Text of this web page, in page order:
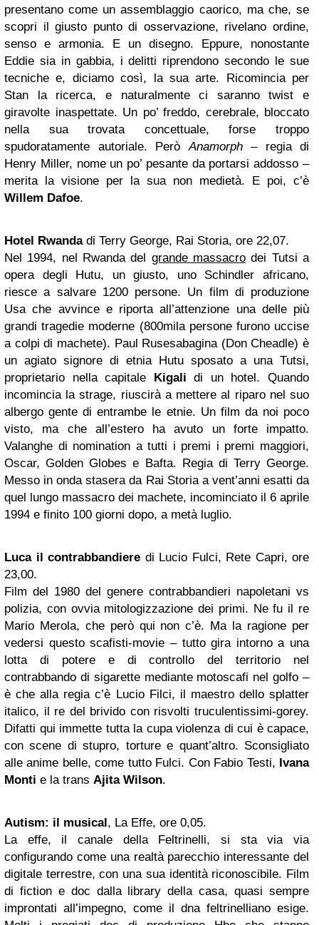
presentano come un assemblaggio caorico, ma che, se
scopri il giusto punto di osservazione, rivelano ordine,
senso e armonia. E un disegno. Eppure, nonostante
Eddie sia in gabbia, i delitti riprendono secondo le sue
tecniche e, diciamo così, la sua arte. Ricomincia per
Stan la ricerca, e naturalmente ci saranno twist e
giravolte inaspettate. Un po’ freddo, cerebrale, bloccato
nella sua trovata concettuale, forse troppo
spudoratamente autoriale. Però Anamorph– regia di
Henry Miller, nome un po’ pesante da portarsi addosso –
merita la visione per la sua non medietà. E poi, c’è
Willem Dafoe.
Hotel Rwandadi Terry George, Rai Storia, ore 22,07.
Nel 1994, nel Rwanda del grande massacro dei Tutsi a
opera degli Hutu, un giusto, uno Schindler africano,
riesce a salvare 1200 persone. Un film di produzione
Usa che avvince e riporta all’attenzione una delle più
grandi tragedie moderne (800mila persone furono uccise
a colpi di machete). Paul Rusesabagina (Don Cheadle) è
un agiato signore di etnia Hutu sposato a una Tutsi,
proprietario nella capitale Kigali di un hotel. Quando
incomincia la strage, riuscirà a mettere al riparo nel suo
albergo gente di entrambe le etnie. Un film da noi poco
visto, ma che all’estero ha avuto un forte impatto.
Valanghe di nomination a tutti i premi i premi maggiori,
Oscar, Golden Globes e Bafta. Regia di Terry George.
Messo in onda stasera da Rai Storia a vent’anni esatti da
quel lungo massacro dei machete, incominciato il 6 aprile
1994 e finito 100 giorni dopo, a metà luglio.
Luca il contrabbandiere di Lucio Fulci, Rete Capri, ore
23,00.
Film del 1980 del genere contrabbandieri napoletani vs
polizia, con ovvia mitologizzazione dei primi. Ne fu il re
Mario Merola, che però qui non c’è. Ma la ragione per
vedersi questo scafisti-movie – tutto gira intorno a una
lotta di potere e di controllo del territorio nel
contrabbando di sigarette mediante motoscafi nel golfo –
è che alla regia c’è Lucio Filci, il maestro dello splatter
italico, il re del brivido con risvolti truculentissimi-gorey.
Difatti qui immette tutta la cupa violenza di cui è capace,
con scene di stupro, torture e quant’altro. Sconsigliato
alle anime belle, come tutto Fulci. Con Fabio Testi, Ivana
Monti e la trans Ajita Wilson.
Autism: il musical, La Effe, ore 0,05.
La effe, il canale della Feltrinelli, si sta via via
configurando come una realtà parecchio interessante del
digitale terrestre, con una sua identità riconoscibile. Film
di fiction e doc dalla library della casa, quasi sempre
improntati all’impegno, come il dna feltrinelliano esige.